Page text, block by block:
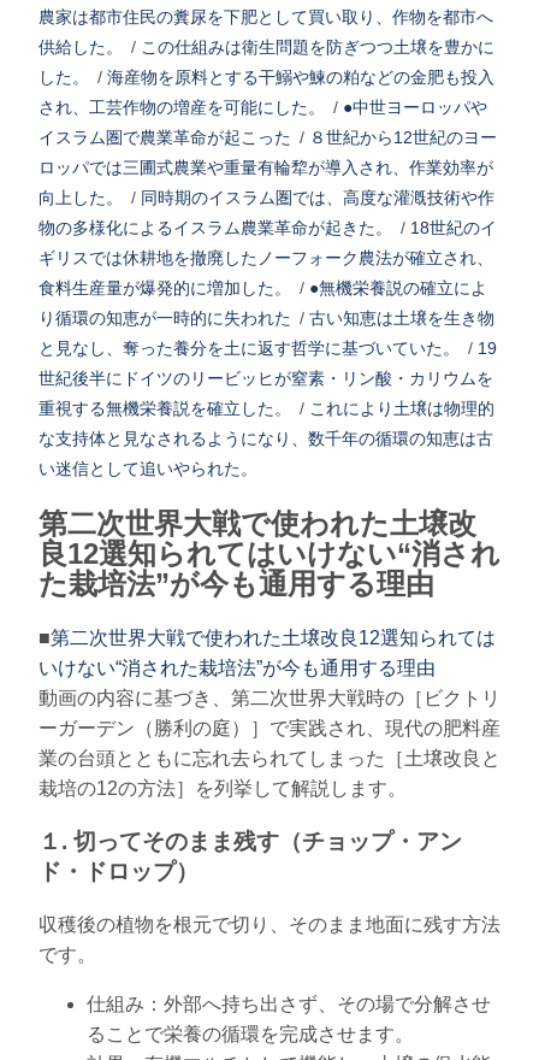
農家は都市住民の糞尿を下肥として買い取り、作物を都市へ
供給した。
/ この仕組みは衛生問題を防ぎつつ土壌を豊かに
した。
/ 海産物を原料とする干鰯や鰊の粕などの金肥も投入
され、工芸作物の増産を可能にした。
/ ●中世ヨーロッパや
イスラム圏で農業革命が起こった / ８世紀から12世紀のヨー
ロッパでは三圃式農業や重量有輪犂が導入され、作業効率が
向上した。
/ 同時期のイスラム圏では、高度な灌漑技術や作
物の多様化によるイスラム農業革命が起きた。
/ 18世紀のイ
ギリスでは休耕地を撤廃したノーフォーク農法が確立され、
食料生産量が爆発的に増加した。
/ ●無機栄養説の確立によ
り循環の知恵が一時的に失われた / 古い知恵は土壌を生き物
と見なし、奪った養分を土に返す哲学に基づいていた。
/ 19
世紀後半にドイツのリービッヒが窒素・リン酸・カリウムを
重視する無機栄養説を確立した。
/ これにより土壌は物理的
な支持体と見なされるようになり、数千年の循環の知恵は古
い迷信として追いやられた。
第二次世界大戦で使われた土壌改
良12選知られてはいけない“消され
た栽培法”が今も通用する理由
■第二次世界大戦で使われた土壌改良12選知られては
いけない“消された栽培法”が今も通用する理由
動画の内容に基づき、第二次世界大戦時の［ビクトリ
ーガーデン（勝利の庭）］で実践され、現代の肥料産
業の台頭とともに忘れ去られてしまった［土壌改良と
栽培の12の方法］を列挙して解説します。
１. 切ってそのまま残す（チョップ・アン
ド・ドロップ）
収穫後の植物を根元で切り、そのまま地面に残す方法
です。
仕組み：外部へ持ち出さず、その場で分解させ
ることで栄養の循環を完成させます。